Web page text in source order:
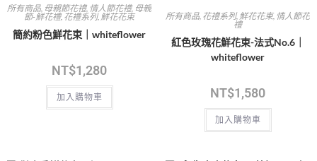
所有商品 母親節花禮, 情人節花禮, 母親
節-鮮花禮, 花禮系列, 鮮花花束
簡約粉色鮮花束｜whiteflower
NT$1,280
加入購物車
所有商品, 花禮系列, 鮮花花束, 情人節花
禮
紅色玫瑰花鮮花束-法式No.6｜
whiteflower
NT$1,580
加入購物車